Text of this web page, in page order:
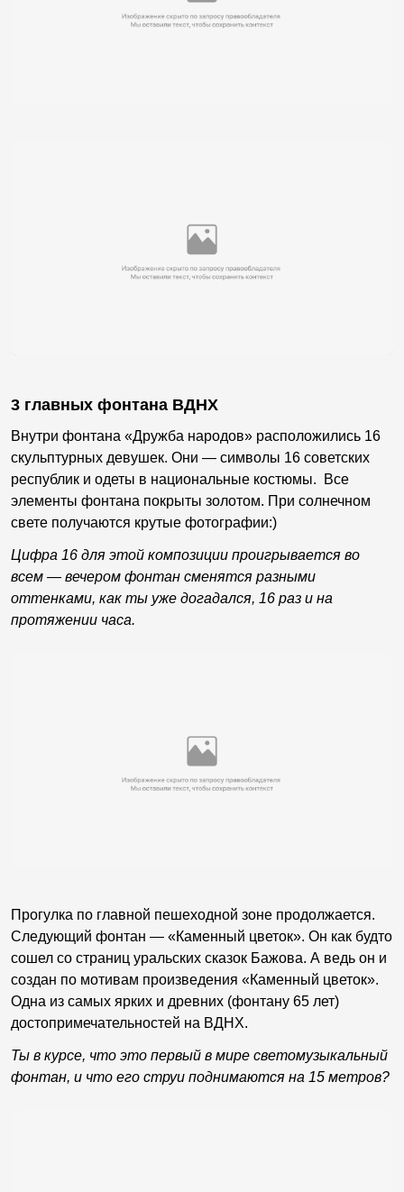
3 главных фонтана ВДНХ
Внутри фонтана «Дружба народов» расположились 16
скульптурных девушек. Они — символы 16 советских
республик и одеты в национальные костюмы. Все
элементы фонтана покрыты золотом. При солнечном
свете получаются крутые фотографии:)
Цифра 16 для этой композиции проигрывается во
всем — вечером фонтан сменятся разными
оттенками, как ты уже догадался, 16 раз и на
протяжении часа.
Прогулка по главной пешеходной зоне продолжается.
Следующий фонтан — «Каменный цветок». Он как будто
сошел со страниц уральских сказок Бажова. А ведь он и
создан по мотивам произведения «Каменный цветок».
Одна из самых ярких и древних (фонтану 65 лет)
достопримечательностей на ВДНХ.
Ты в курсе, что это первый в мире светомузыкальный
фонтан, и что его струи поднимаются на 15 метров?